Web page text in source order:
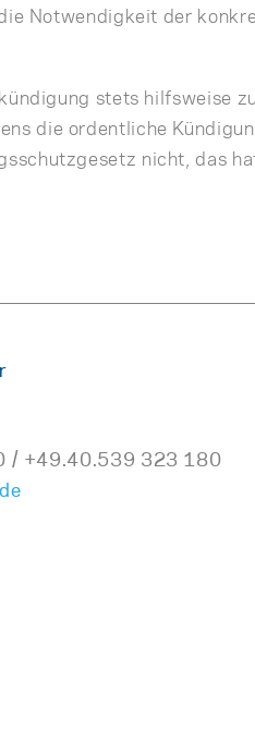
Notwendigkeit der
stets hilfsweise
die ordentliche
nicht, das
/ +49.40.539 323 180